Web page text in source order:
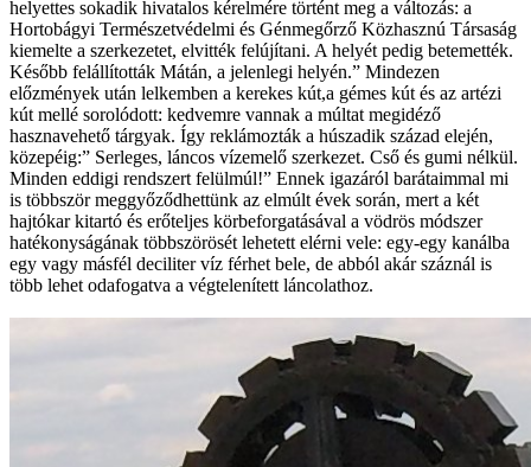
helyettes sokadik hivatalos kérelmére történt meg a változás: a
Hortobágyi Természetvédelmi és Génmegőrző Közhasznú Társaság
kiemelte a szerkezetet, elvitték felújítani. A helyét pedig betemették.
Később felállították Mátán, a jelenlegi helyén.” Mindezen
előzmények után lelkemben a kerekes kút,a gémes kút és az artézi
kút mellé sorolódott: kedvemre vannak a múltat megidéző
hasznavehető tárgyak. Így reklámozták a húszadik század elején,
közepéig:” Serleges, láncos vízemelő szerkezet. Cső és gumi nélkül.
Minden eddigi rendszert felülmúl!” Ennek igazáról barátaimmal mi
is többször meggyőződhettünk az elmúlt évek során, mert a két
hajtókar kitartó és erőteljes körbeforgatásával a vödrös módszer
hatékonyságának többszörösét lehetett elérni vele: egy-egy kanálba
egy vagy másfél deciliter víz férhet bele, de abból akár száznál is
több lehet odafogatva a végtelenített láncolathoz.